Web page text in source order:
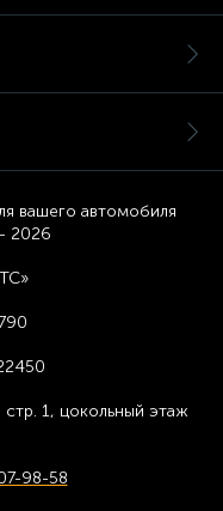
вашего автомобиля
2026
1, цокольный этаж
98-58